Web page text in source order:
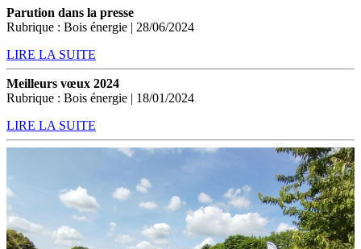
Parution dans la presse
Rubrique : Bois énergie | 28/06/2024
LIRE LA SUITE
Meilleurs vœux 2024
Rubrique : Bois énergie | 18/01/2024
LIRE LA SUITE